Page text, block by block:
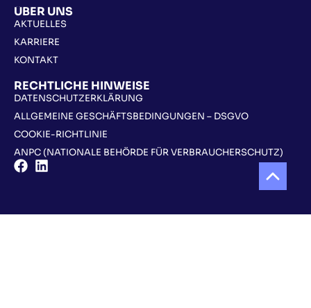
ÜBER UNS
AKTUELLES
KARRIERE
KONTAKT
RECHTLICHE HINWEISE
DATENSCHUTZERKLÄRUNG
ALLGEMEINE GESCHÄFTSBEDINGUNGEN – DSGVO
COOKIE-RICHTLINIE
ANPC (NATIONALE BEHÖRDE FÜR VERBRAUCHERSCHUTZ)